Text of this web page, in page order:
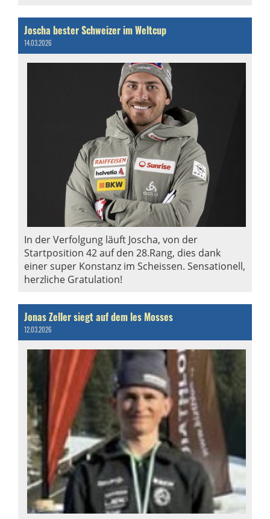
Joscha bester Schweizer im Weltcup
14.03.2026
In der Verfolgung läuft Joscha, von der
Startposition 42 auf den 28.Rang, dies dank
einer super Konstanz im Scheissen. Sensationell,
herzliche Gratulation!
Jonas Zeller siegt auf dem les Mosses
12.03.2026